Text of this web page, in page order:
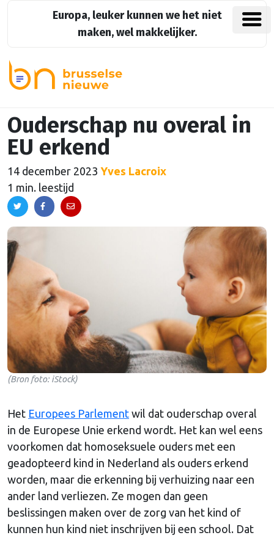
Europa, leuker kunnen we het niet
maken, wel makkelijker.
Ouderschap nu overal in
EU erkend
14 december 2023 Yves Lacroix
1 min. leestijd
(Bron foto: iStock)
Het Europees Parlement wil dat ouderschap overal
in de Europese Unie erkend wordt. Het kan wel eens
voorkomen dat homoseksuele ouders met een
geadopteerd kind in Nederland als ouders erkend
worden, maar die erkenning bij verhuizing naar een
ander land verliezen. Ze mogen dan geen
beslissingen maken over de zorg van het kind of
kunnen hun kind niet inschrijven bij een school. Dat